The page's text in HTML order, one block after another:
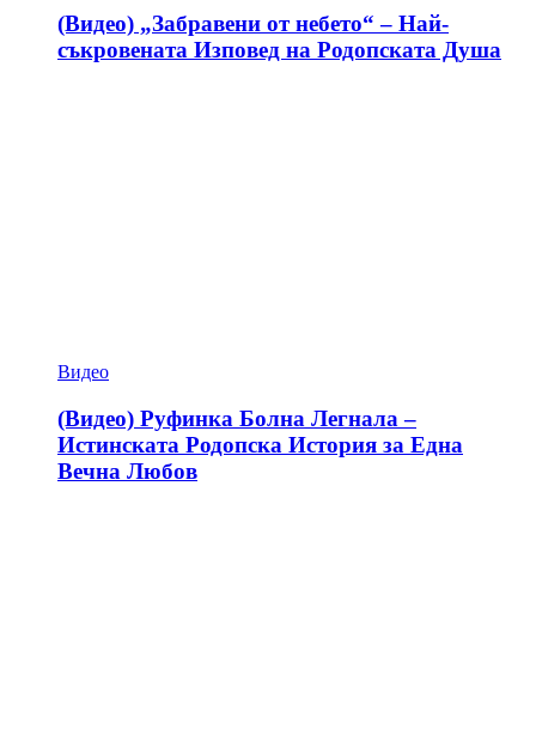
(Видео) „Забравени от небето“ – Най-
съкровената Изповед на Родопската Душа
Видео
(Видео) Руфинка Болна Легнала –
Истинската Родопска История за Една
Вечна Любов